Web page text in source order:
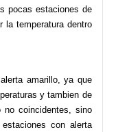
pocas estaciones de
la temperatura dentro
amarillo, ya que
y tambien de
no coincidentes, sino
con alerta